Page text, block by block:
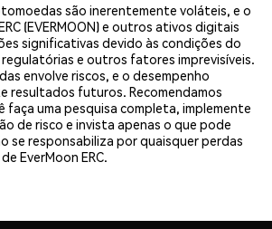
são inerentemente voláteis, e o
(EVERMOON) e outros ativos digitais
significativas devido às condições do
regulatórias e outros fatores imprevisíveis.
envolve riscos, e o desempenho
resultados futuros. Recomendamos
faça uma pesquisa completa, implemente
de risco e invista apenas o que pode
se responsabiliza por quaisquer perdas
EverMoon ERC.